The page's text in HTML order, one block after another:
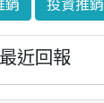
最近回報